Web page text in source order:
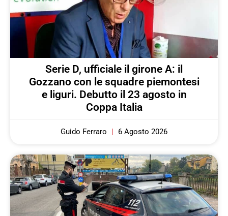
Serie D, ufficiale il girone A: il
Gozzano con le squadre piemontesi
e liguri. Debutto il 23 agosto in
Coppa Italia
Guido Ferraro 6 Agosto 2026